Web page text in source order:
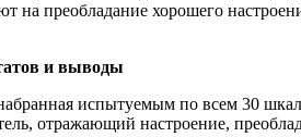
на преобладание хорошего
и выводы
испытуемым по всем 30
отражающий настроение,